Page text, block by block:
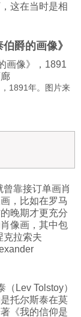
这在当时是相
爵的画像》
，1891年。图片来
曾靠接订单画肖
，比如在罗马
晚期才更充分
像画，其中包
克拉索夫
Lev Tolstoy）
托尔斯泰在莫
《我的信仰是